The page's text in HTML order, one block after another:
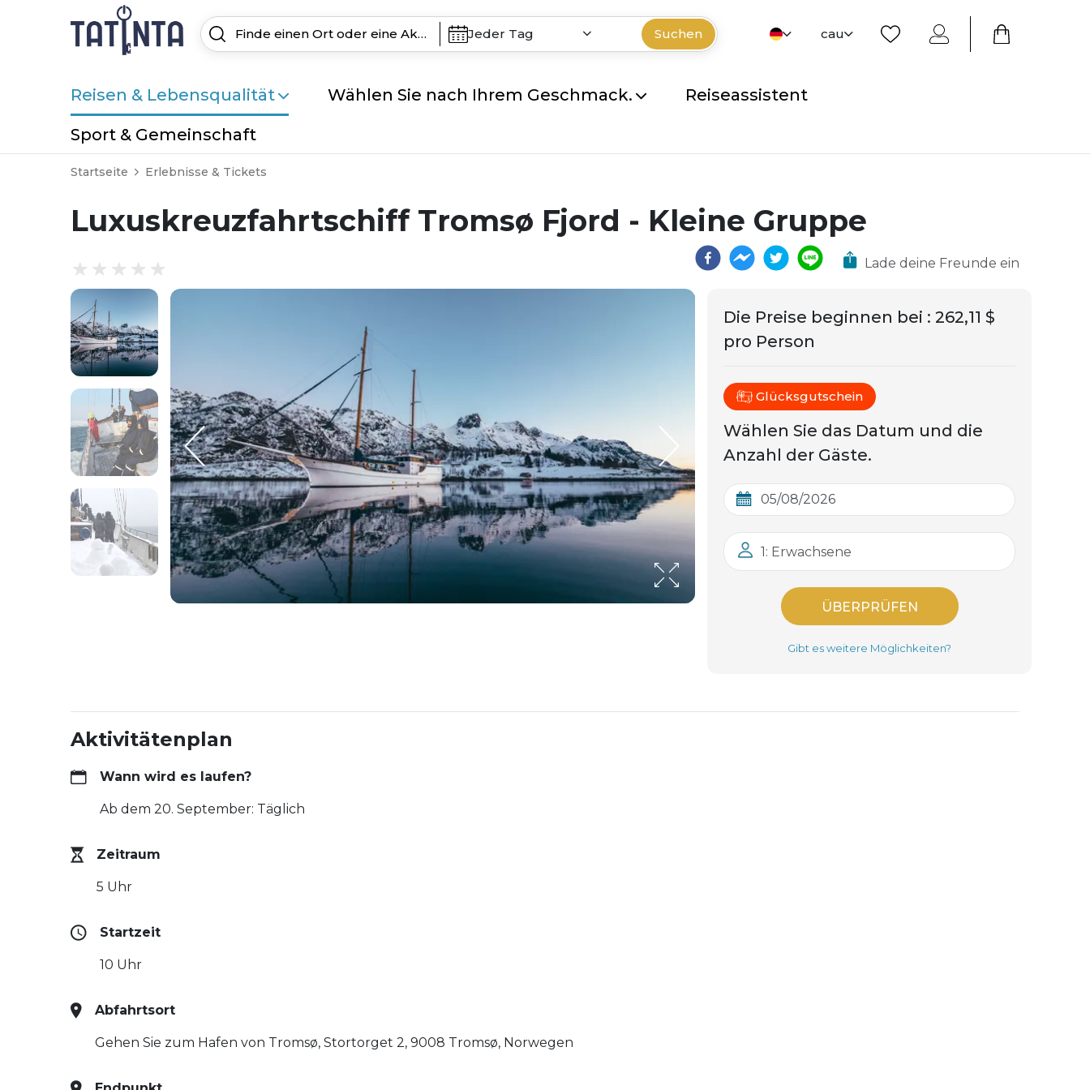
Jeder Tag Suchen cau
Reisen & Lebensqualität Wählen Sie nach Ihrem Geschmack. Reiseassistent
Sport & Gemeinschaft
Startseite Erlebnisse & Tickets
Luxuskreuzfahrtschiff Tromsø Fjord - Kleine Gruppe
Lade deine Freunde ein
Die Preise beginnen bei : 262,11 $
pro Person
Glücksgutschein
Wählen Sie das Datum und die
Anzahl der Gäste.
1: Erwachsene
ÜBERPRÜFEN
Gibt es weitere Möglichkeiten?
Aktivitätenplan
Wann wird es laufen?
Ab dem 20. September: Täglich
Zeitraum
5 Uhr
Startzeit
10 Uhr
Abfahrtsort
Gehen Sie zum Hafen von Tromsø, Stortorget 2, 9008 Tromsø, Norwegen